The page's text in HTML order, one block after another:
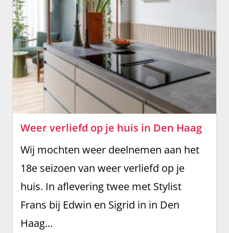
Weer verliefd op je huis in Den Haag
Wij mochten weer deelnemen aan het
18e seizoen van weer verliefd op je
huis. In aflevering twee met Stylist
Frans bij Edwin en Sigrid in in Den
Haag...